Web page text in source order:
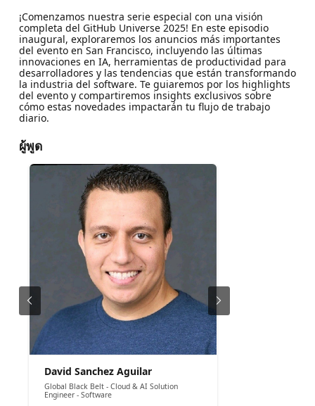
¡Comenzamos nuestra serie especial con una visión
completa del GitHub Universe 2025! En este episodio
inaugural, exploraremos los anuncios más importantes
del evento en San Francisco, incluyendo las últimas
innovaciones en IA, herramientas de productividad para
desarrolladores y las tendencias que están transformando
la industria del software. Te guiaremos por los highlights
del evento y compartiremos insights exclusivos sobre
cómo estas novedades impactarán tu flujo de trabajo
diario.
ผู้พูด
David Sanchez Aguilar
Global Black Belt - Cloud & AI Solution
Engineer - Software